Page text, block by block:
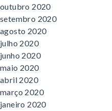
outubro 2020
setembro 2020
agosto 2020
julho 2020
junho 2020
maio 2020
abril 2020
março 2020
janeiro 2020